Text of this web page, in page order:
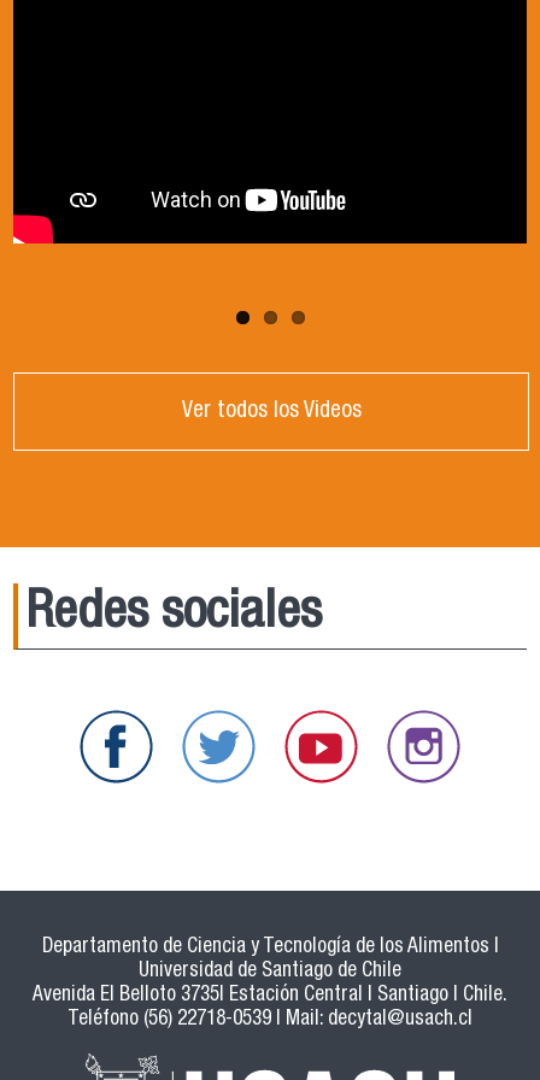
Ver todos los Videos
Redes sociales
Departamento de Ciencia y Tecnología de los Alimentos |
Universidad de Santiago de Chile
Avenida El Belloto 3735| Estación Central | Santiago | Chile.
Teléfono (56) 22718-0539 | Mail: decytal@usach.cl